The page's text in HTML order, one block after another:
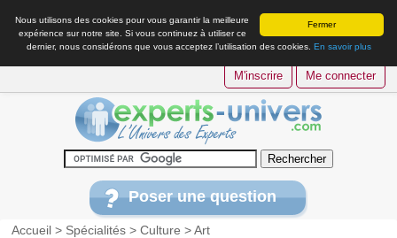
Fermer
Nous utilisons des cookies pour vous garantir la meilleure
expérience sur notre site. Si vous continuez à utiliser ce
dernier, nous considérons que vous acceptez l’utilisation des cookies. En savoir plus
M'inscrire Me connecter
Poser une question
Accueil > Spécialités >Culture >Art